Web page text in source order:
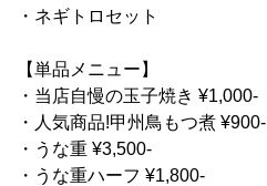
・ネギトロセット
【単品メニュー】
・当店自慢の玉子焼き ¥1,000-
・人気商品!甲州鳥もつ煮 ¥900-
・うな重 ¥3,500-
・うな重ハーフ ¥1,800-